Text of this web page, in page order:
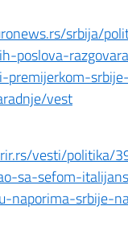
srbija/
poslova-
premijerkom-
vest
vesti/politika/
sa-sefom-
naporima-srbije-